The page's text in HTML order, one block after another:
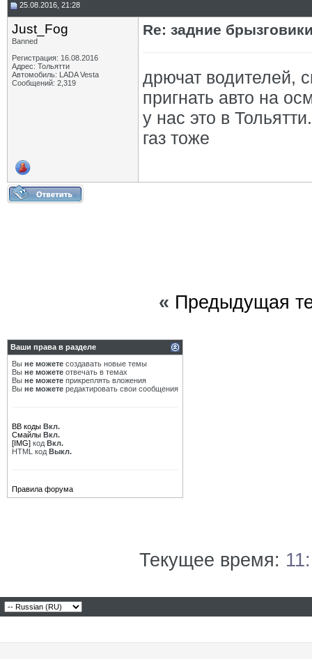
25.08.2016, 21:28
Just_Fog
Banned
Регистрация: 16.08.2016
Адрес: Тольятти
Автомобиль: LADA Vesta
Сообщений: 2,319
Re: задние
дрючат водителей,
пригнать авто на
у нас это в
газ тоже
« Предыдущая
Ваши права в разделе
Вы не можете создавать новые темы
Вы не можете отвечать в темах
Вы не можете прикреплять вложения
Вы не можете редактировать свои сообщения
BB коды Вкл.
Смайлы Вкл.
[IMG] код Вкл.
HTML код Выкл.
Правила форума
Текущее время: